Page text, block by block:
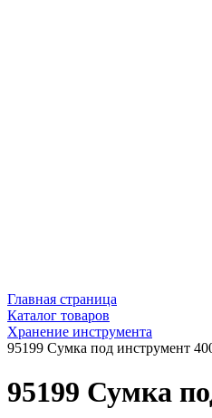
Главная страница
Каталог товаров
Хранение инструмента
95199 Сумка под инструмент
95199 Сумка